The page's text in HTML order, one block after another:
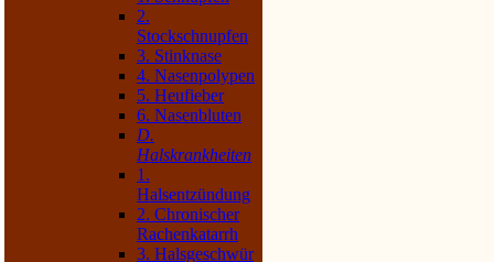
2.
Stockschnupfen
3. Stinknase
4. Nasenpolypen
5. Heufieber
6. Nasenbluten
D.
Halskrankheiten
1.
Halsentzündung
2. Chronischer
Rachenkatarrh
3. Halsgeschwür